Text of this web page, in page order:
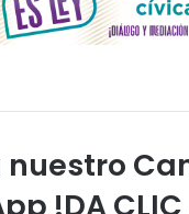
nuestro
!DA CLIC